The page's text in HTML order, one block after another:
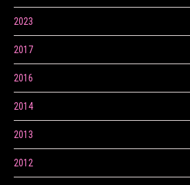
2023
2017
2016
2014
2013
2012